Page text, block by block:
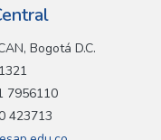
Bogotá D.C.
7956110
423713